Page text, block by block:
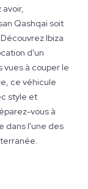
Qashqai soit
Ibiza
d'un
vues à couper le
ce véhicule
style et
vous à
dans l'une des